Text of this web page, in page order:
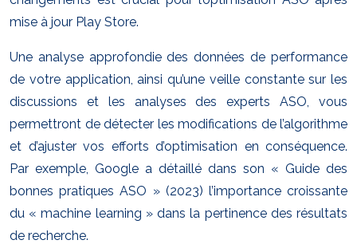
mise à jour Play Store.
Une analyse approfondie des données de performance
de votre application, ainsi qu’une veille constante sur les
discussions et les analyses des experts ASO, vous
permettront de détecter les modifications de l’algorithme
et d’ajuster vos efforts d’optimisation en conséquence.
Par exemple, Google a détaillé dans son « Guide des
bonnes pratiques ASO » (2023) l’importance croissante
du « machine learning » dans la pertinence des résultats
de recherche.